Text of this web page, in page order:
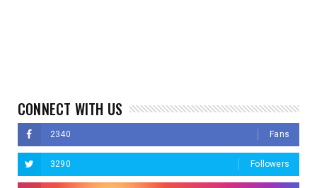
CONNECT WITH US
2340 Fans
3290 Followers